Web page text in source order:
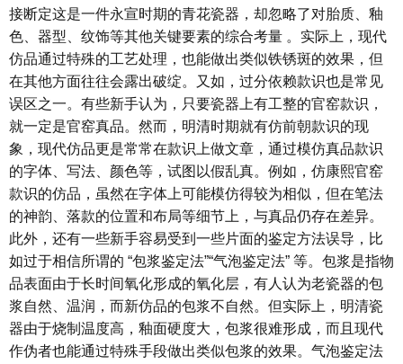
接断定这是一件永宣时期的青花瓷器，却忽略了对胎质、釉
色、器型、纹饰等其他关键要素的综合考量 。实际上，现代
仿品通过特殊的工艺处理，也能做出类似铁锈斑的效果，但
在其他方面往往会露出破绽。又如，过分依赖款识也是常见
误区之一。有些新手认为，只要瓷器上有工整的官窑款识，
就一定是官窑真品。然而，明清时期就有仿前朝款识的现
象，现代仿品更是常常在款识上做文章，通过模仿真品款识
的字体、写法、颜色等，试图以假乱真。例如，仿康熙官窑
款识的仿品，虽然在字体上可能模仿得较为相似，但在笔法
的神韵、落款的位置和布局等细节上，与真品仍存在差异。
此外，还有一些新手容易受到一些片面的鉴定方法误导，比
如过于相信所谓的 “包浆鉴定法”“气泡鉴定法” 等。包浆是指物
品表面由于长时间氧化形成的氧化层，有人认为老瓷器的包
浆自然、温润，而新仿品的包浆不自然。但实际上，明清瓷
器由于烧制温度高，釉面硬度大，包浆很难形成，而且现代
作伪者也能通过特殊手段做出类似包浆的效果。气泡鉴定法